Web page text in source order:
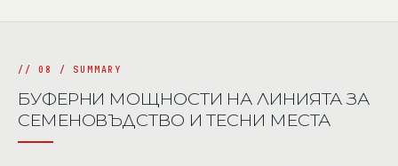
БУФЕРНИ МОЩНОСТИ НА ЛИНИЯТА ЗА
СЕМЕНОВЪДСТВО И ТЕСНИ МЕСТА